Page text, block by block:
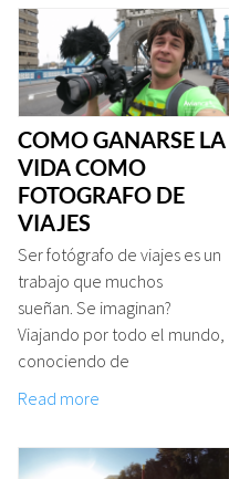
COMO GANARSE LA
VIDA COMO
FOTOGRAFO DE
VIAJES
Ser fotógrafo de viajes es un
trabajo que muchos
sueñan. Se imaginan?
Viajando por todo el mundo,
conociendo de
Read more